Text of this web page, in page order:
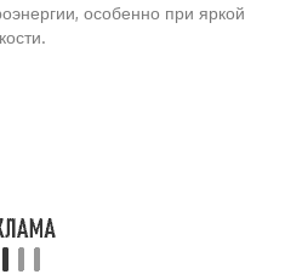
особенно при яркой